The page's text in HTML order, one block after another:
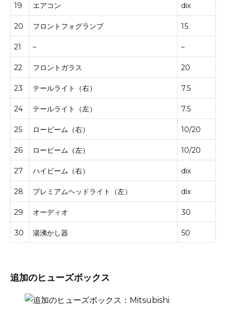
19 エアコン dix
20 フロントフォグランプ 15
21 – –
22 フロントガラス 20
23 テールライト（右） 7.5
24 テールライト（左） 7.5
25 ロービーム（右） 10/20
26 ロービーム（左） 10/20
27 ハイビーム（右） dix
28 プレミアムヘッドライト（左） dix
29 オーディオ 30
30 湯沸かし器 50
追加のヒューズボックス